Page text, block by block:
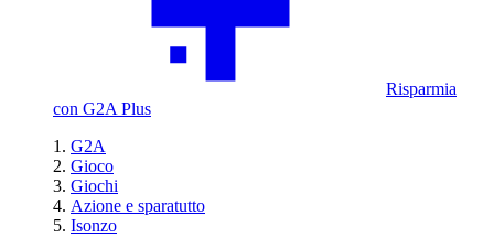
Risparmia
con G2A Plus
G2A
Gioco
Giochi
Azione e sparatutto
Isonzo